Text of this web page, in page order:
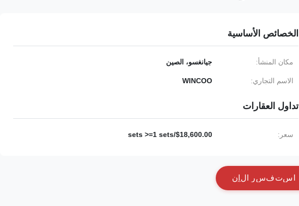
الخصائص الأساسية
مكان المنشأ: جيانغسو، الصين
الاسم التجاري: WINCOO
تداول العقارات
سعر: $18,600.00/sets >=1 sets
ستفسر ل ن